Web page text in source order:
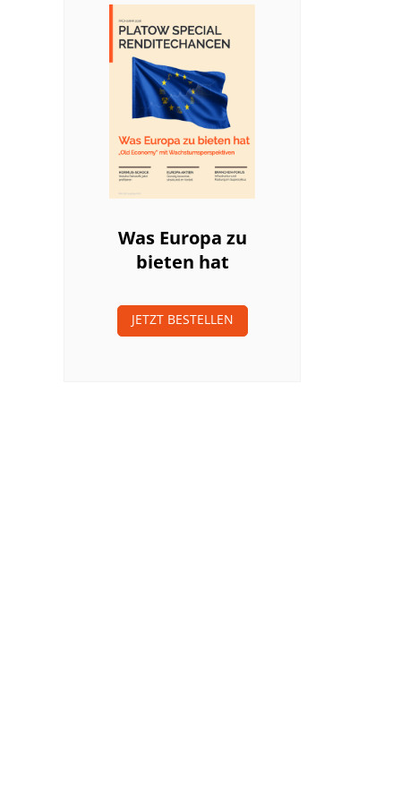
Was Europa zu
bieten hat
JETZT BESTELLEN